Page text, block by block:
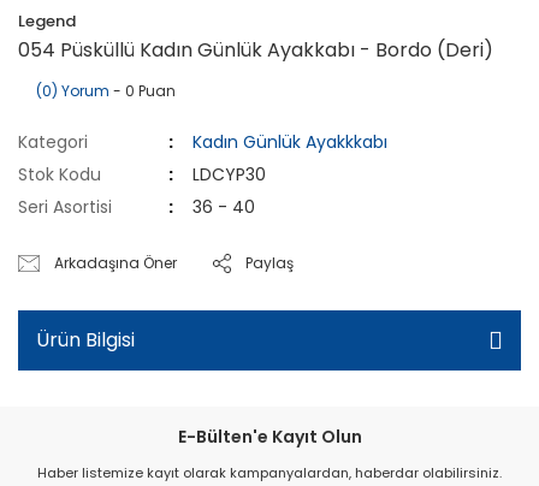
Legend
054 Püsküllü Kadın Günlük Ayakkabı - Bordo (Deri)
(0) Yorum - 0 Puan
Kategori
Kadın Günlük Ayakkkabı
Stok Kodu
LDCYP30
Seri Asortisi
36 - 40
Arkadaşına Öner Paylaş
Ürün Bilgisi
E-Bülten'e Kayıt Olun
Haber listemize kayıt olarak kampanyalardan, haberdar olabilirsiniz.